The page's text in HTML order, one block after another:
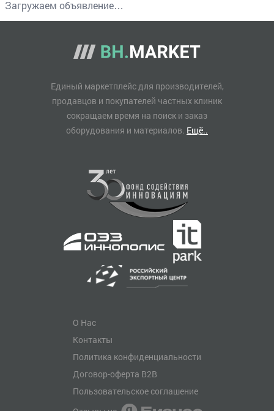
Загружаем объявление…
Единый маркетплейс для производителей,
продавцов и покупателей частных клиник
сокращаем время на поиск и заказ
оборудования и материалов. Ещё..
О Нас
Контакты
Политика конфиденциальности
Договор-оферта B2B
Пользовательское соглашение